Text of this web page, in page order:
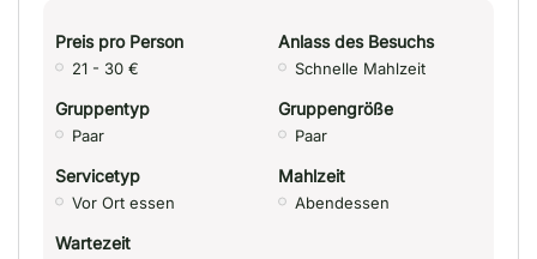
Preis pro Person
21 - 30 €
Anlass des Besuchs
Schnelle Mahlzeit
Gruppentyp
Paar
Gruppengröße
Paar
Servicetyp
Vor Ort essen
Mahlzeit
Abendessen
Wartezeit